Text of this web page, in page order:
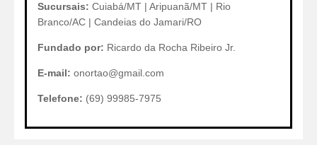
Sucursais: Cuiabá/MT | Aripuanã/MT | Rio
Branco/AC | Candeias do Jamari/RO
Fundado por: Ricardo da Rocha Ribeiro Jr.
E-mail: onortao@gmail.com
Telefone: (69) 99985-7975